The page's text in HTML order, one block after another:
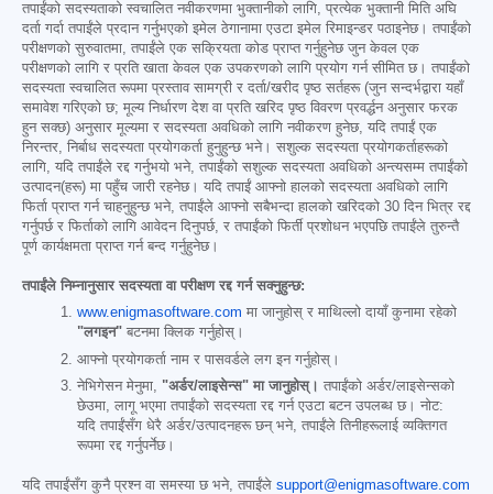
तपाईंको सदस्यताको स्वचालित नवीकरणमा भुक्तानीको लागि, प्रत्येक भुक्तानी मिति अघि
दर्ता गर्दा तपाईंले प्रदान गर्नुभएको इमेल ठेगानामा एउटा इमेल रिमाइन्डर पठाइनेछ। तपाईंको
परीक्षणको सुरुवातमा, तपाईंले एक सक्रियता कोड प्राप्त गर्नुहुनेछ जुन केवल एक
परीक्षणको लागि र प्रति खाता केवल एक उपकरणको लागि प्रयोग गर्न सीमित छ। तपाईंको
सदस्यता स्वचालित रूपमा प्रस्ताव सामग्री र दर्ता/खरीद पृष्ठ सर्तहरू (जुन सन्दर्भद्वारा यहाँ
समावेश गरिएको छ; मूल्य निर्धारण देश वा प्रति खरिद पृष्ठ विवरण प्रवर्द्धन अनुसार फरक
हुन सक्छ) अनुसार मूल्यमा र सदस्यता अवधिको लागि नवीकरण हुनेछ, यदि तपाईं एक
निरन्तर, निर्बाध सदस्यता प्रयोगकर्ता हुनुहुन्छ भने। सशुल्क सदस्यता प्रयोगकर्ताहरूको
लागि, यदि तपाईंले रद्द गर्नुभयो भने, तपाईंको सशुल्क सदस्यता अवधिको अन्त्यसम्म तपाईंको
उत्पादन(हरू) मा पहुँच जारी रहनेछ। यदि तपाईं आफ्नो हालको सदस्यता अवधिको लागि
फिर्ता प्राप्त गर्न चाहनुहुन्छ भने, तपाईंले आफ्नो सबैभन्दा हालको खरिदको 30 दिन भित्र रद्द
गर्नुपर्छ र फिर्ताको लागि आवेदन दिनुपर्छ, र तपाईंको फिर्ती प्रशोधन भएपछि तपाईंले तुरुन्तै
पूर्ण कार्यक्षमता प्राप्त गर्न बन्द गर्नुहुनेछ।
तपाईंले निम्नानुसार सदस्यता वा परीक्षण रद्द गर्न सक्नुहुन्छ:
www.enigmasoftware.com मा जानुहोस् र माथिल्लो दायाँ कुनामा रहेको
"लगइन" बटनमा क्लिक गर्नुहोस्।
आफ्नो प्रयोगकर्ता नाम र पासवर्डले लग इन गर्नुहोस्।
नेभिगेसन मेनुमा, "अर्डर/लाइसेन्स" मा जानुहोस्। तपाईंको अर्डर/लाइसेन्सको
छेउमा, लागू भएमा तपाईंको सदस्यता रद्द गर्न एउटा बटन उपलब्ध छ। नोट:
यदि तपाईंसँग धेरै अर्डर/उत्पादनहरू छन् भने, तपाईंले तिनीहरूलाई व्यक्तिगत
रूपमा रद्द गर्नुपर्नेछ।
यदि तपाईंसँग कुनै प्रश्न वा समस्या छ भने, तपाईंले support@enigmasoftware.com